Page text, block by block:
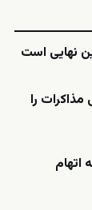
نهایی است
را
کرمان به اتهام